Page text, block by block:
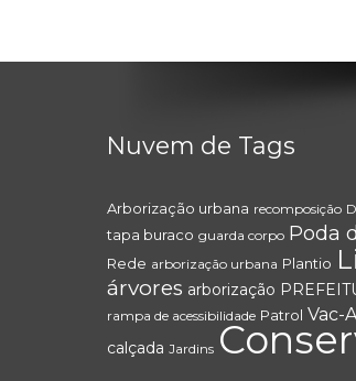
Nuvem de Tags
Arborização urbana recomposição
tapa buraco guarda corpo Poda
Rede arborização urbana Plantio
árvores arborização
rampa de acessibilidade Patrol Vac-
calçada Jardins